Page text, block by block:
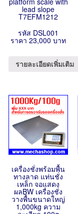
lead slope
T7EFM1212
รหัส DSL001
ราคา 23,000 บาท
รายละเอียดเพิ่มเติม
เครื่องชั่งพร้อมพื้น
ทางลาด แท่นชั่ง
เหล็ก จอแสดง
ผลBW เครื่องชั่ง
วางพื้นขนาดใหญ่
1,000kg ความ